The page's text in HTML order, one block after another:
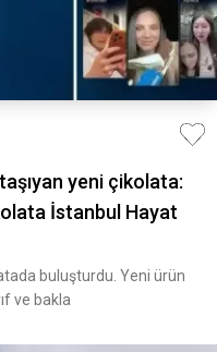
yeni çikolata:
İstanbul Hayat
buluşturdu. Yeni ürün
ve bakla